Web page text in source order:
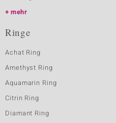
mehr
Ringe
Achat Ring
Amethyst Ring
Aquamarin Ring
Citrin Ring
Diamant Ring